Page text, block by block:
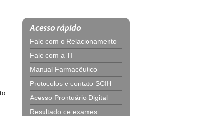
Acesso rápido
Fale com o Relacionamento
Fale com a TI
Manual Farmacêutico
Protocolos e contato SCIH
Acesso Prontuário Digital
Resultado de exames